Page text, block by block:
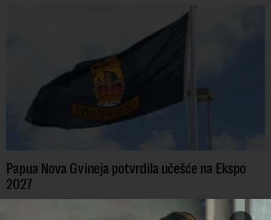
Papua Nova Gvineja potvrdila učešće na Ekspo
2027
Papua Nova Gvineja jedna je od 141 međunarodne učesnice